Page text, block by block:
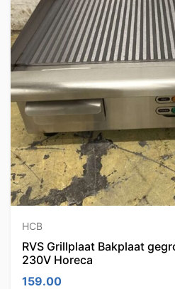
HCB
RVS Grillplaat Bakplaat
230V Horeca
159.00